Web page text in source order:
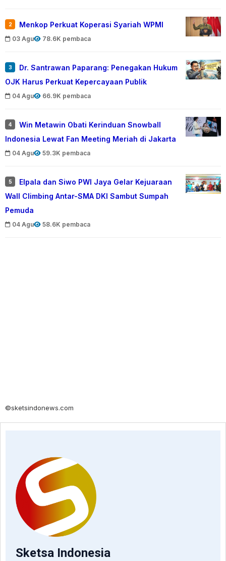
2 Menkop Perkuat Koperasi Syariah WPMI
03 Agu 78.6K pembaca
3
Dr. Santrawan Paparang: Penegakan Hukum
OJK Harus Perkuat Kepercayaan Publik
04 Agu 66.9K pembaca
4
Win Metawin Obati Kerinduan Snowball
Indonesia Lewat Fan Meeting Meriah di Jakarta
04 Agu 59.3K pembaca
5
Elpala dan Siwo PWI Jaya Gelar Kejuaraan
Wall Climbing Antar-SMA DKI Sambut Sumpah
Pemuda
04 Agu 58.6K pembaca
©sketsindonews.com
Sketsa Indonesia